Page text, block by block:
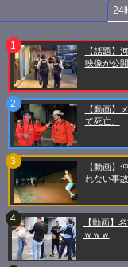
24
【話題】
映像が公
【動画】
て死亡。
【動画】
れない事故
【動画】
ｗｗｗ